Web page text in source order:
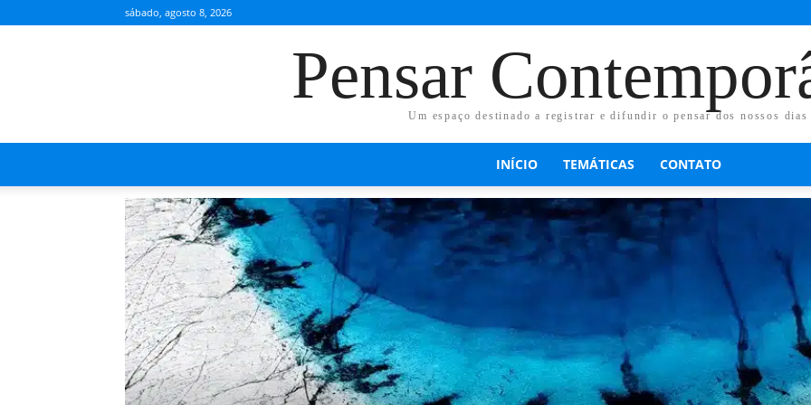
sábado, agosto 8, 2026
Pensar
Um espaço destinado a registrar e difundir o pensar dos nossos dias
INÍCIO TEMÁTICAS CONTATO